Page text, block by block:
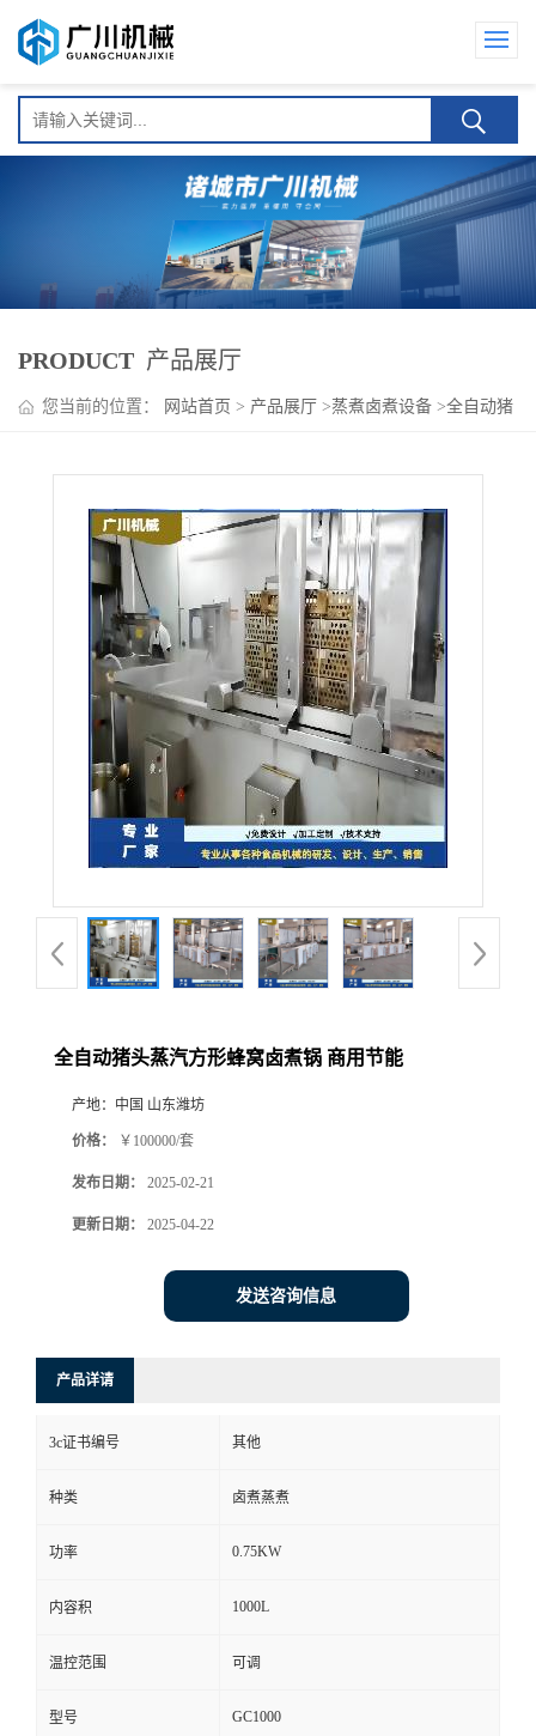
PRODUCT 产品展厅
您当前的位置： 网站首页 > 产品展厅 >蒸煮卤煮设备 >全自动猪
全自动猪头蒸汽方形蜂窝卤煮锅 商用节能
产地： 中国 山东潍坊
价格： ￥100000/套
发布日期： 2025-02-21
更新日期： 2025-04-22
发送咨询信息
产品详请
3c证书编号 其他
种类 卤煮蒸煮
功率 0.75KW
内容积 1000L
温控范围 可调
型号 GC1000